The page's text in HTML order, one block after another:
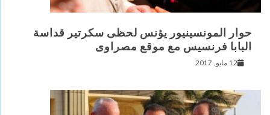
حوار المونسينيور يؤنس لحظى سكرتير قداسة
البابا فرنسيس مع موقع مصراوى
12 مايو, 2017